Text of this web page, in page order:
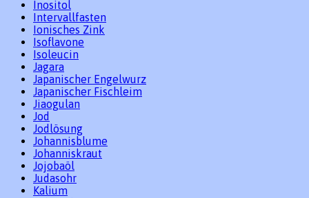
Inositol
Intervallfasten
Ionisches Zink
Isoflavone
Isoleucin
Jagara
Japanischer Engelwurz
Japanischer Fischleim
Jiaogulan
Jod
Jodlösung
Johannisblume
Johanniskraut
Jojobaöl
Judasohr
Kalium